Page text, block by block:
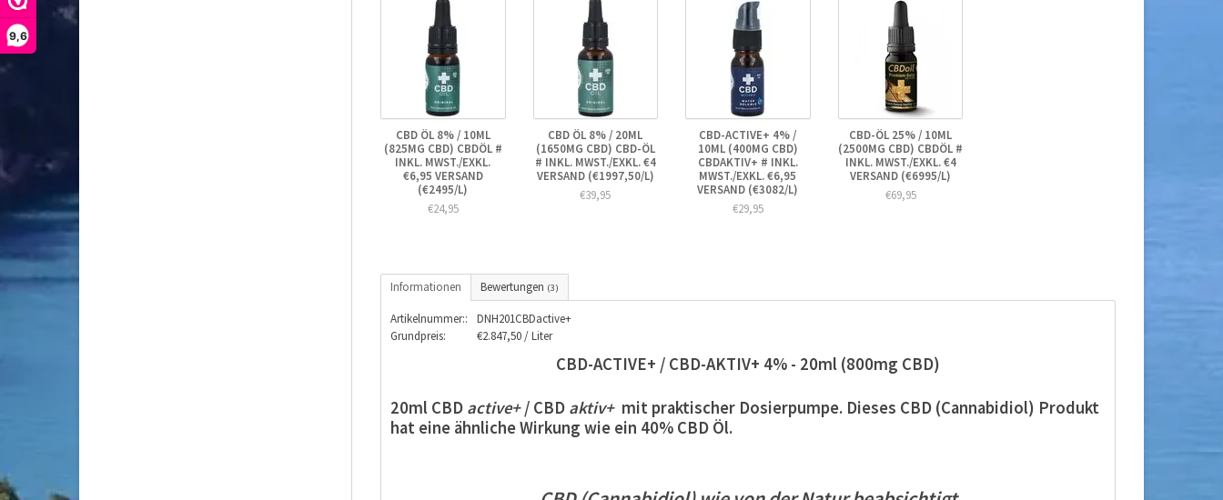
9,6
CBD ÖL 8% / 10ML
(825MG CBD) CBDÖL #
INKL. MWST./EXKL.
€6,95 VERSAND
(€2495/L)
€24,95
CBD ÖL 8% / 20ML
(1650MG CBD) CBD-ÖL
# INKL. MWST./EXKL. €4
VERSAND (€1997,50/L)
€39,95
CBD-ACTIVE+ 4% /
10ML (400MG CBD)
CBDAKTIV+ # INKL.
MWST./EXKL. €6,95
VERSAND (€3082/L)
€29,95
CBD-ÖL 25% / 10ML
(2500MG CBD) CBDÖL #
INKL. MWST./EXKL. €4
VERSAND (€6995/L)
€69,95
Informationen Bewertungen (3)
Artikelnummer::
DNH201CBDactive+
Grundpreis:
€2.847,50 / Liter
CBD-ACTIVE+ / CBD-AKTIV+ 4% - 20ml (800mg CBD)
20ml CBD active+/ CBD aktiv+mit praktischer Dosierpumpe. Dieses CBD (Cannabidiol) Produkt
hat eine ähnliche Wirkung wie ein 40% CBD Öl.